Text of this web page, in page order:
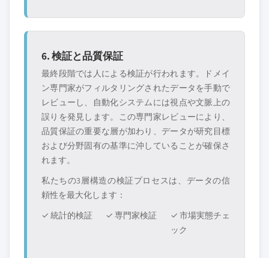
6. 検証と品質保証
最終段階では人による検証が行われます。ドメイ
ン専門家がフィルタリングされたデータを手動で
レビューし、自動化システムには視点や文脈上の
誤りを発見します。この専門家レビューにより、
品質保証の重要な層が加わり、データが研究目標
および分野固有の基準に沖していることが確保さ
れます。
私たちの3層構造の検証プロセスは、データの信
頼性を最大化します：
✓ 統計的検証
✓ 専門家検証
✓ 市場実態チェ
ック